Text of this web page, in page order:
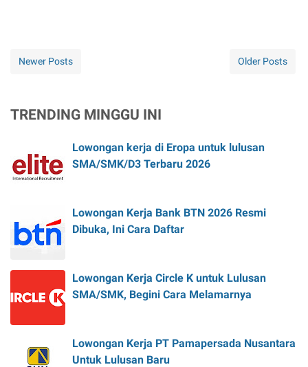
Newer Posts Older Posts
TRENDING MINGGU INI
Lowongan kerja di Eropa untuk lulusan
SMA/SMK/D3 Terbaru 2026
Lowongan Kerja Bank BTN 2026 Resmi
Dibuka, Ini Cara Daftar
Lowongan Kerja Circle K untuk Lulusan
SMA/SMK, Begini Cara Melamarnya
Lowongan Kerja PT Pamapersada Nusantara
Untuk Lulusan Baru